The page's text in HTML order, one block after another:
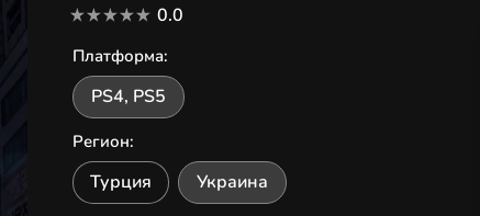
0.0
Платформа:
PS4, PS5
Регион:
Турция Украина